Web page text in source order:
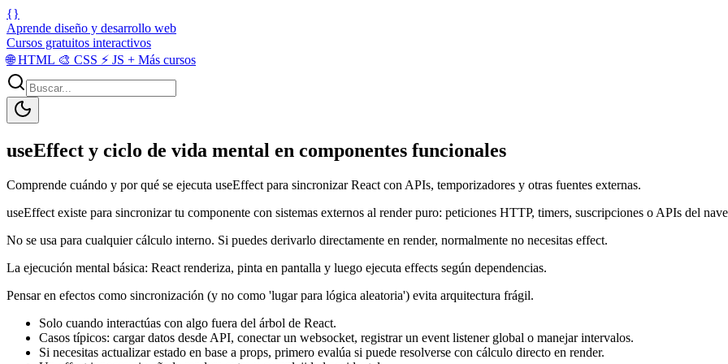
{}
Aprende diseño y desarrollo web
Cursos gratuitos interactivos
🌐HTML 🎨 CSS ⚡ JS + Más cursos
useEffect y ciclo de vida mental en componentes funcionales
Comprende cuándo y por qué se ejecuta useEffect para sincronizar React con APIs, temporizadores y otras fuentes externas.
useEffect existe para sincronizar tu componente con sistemas externos al render puro: peticiones HTTP, timers, suscripciones o APIs del
No se usa para cualquier cálculo interno. Si puedes derivarlo directamente en render, normalmente no necesitas effect.
La ejecución mental básica: React renderiza, pinta en pantalla y luego ejecuta effects según dependencias.
Pensar en efectos como sincronización (y no como 'lugar para lógica aleatoria') evita arquitectura frágil.
Solo cuando interactúas con algo fuera del árbol de React.
Casos típicos: cargar datos desde API, conectar un websocket, registrar un event listener global o manejar intervalos.
Si necesitas actualizar estado en base a props, primero evalúa si puede resolverse con cálculo directo en render.